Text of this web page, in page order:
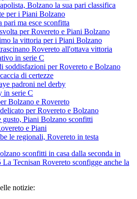
Bolzano la sua pari classifica
per i Piani Bolzano
pari ma esce sconfitta
per Rovereto e Piani Bolzano
la vittoria per i Piani Bolzano
Rovereto all'ottava vittoria
in serie C
soddisfazioni per Rovereto e Bolzano
di certezze
padroni nel derby
in serie C
Bolzano e Rovereto
per Rovereto e Bolzano
gusto, Piani Bolzano sconfitti
e Piani
le regionali, Rovereto in testa
sconfitti in casa dalla seconda in
La Tecnisan Rovereto sconfigge anche la
notizie: